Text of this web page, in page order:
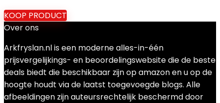
KOOP PRODUCT
Over ons
Arkfryslan.nl is een moderne alles-in-één
prijsvergelijkings- en beoordelingswebsite die de beste
deals biedt die beschikbaar zijn op amazon en u op de
hoogte houdt via de laatst toegevoegde blogs. Alle
afbeeldingen zijn auteursrechtelijk beschermd door